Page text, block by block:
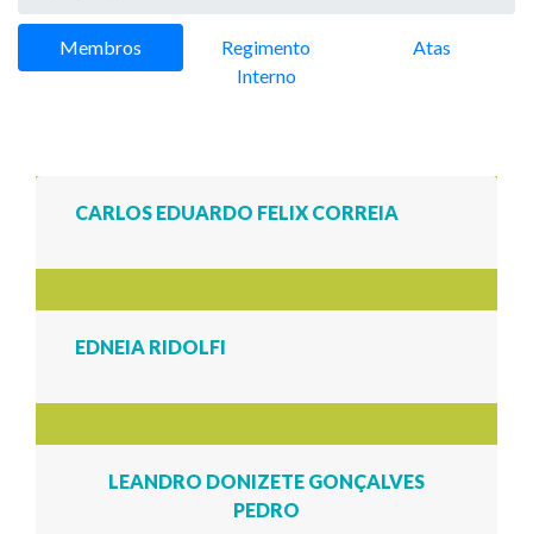
Membros
Regimento
Interno
Atas
CARLOS EDUARDO FELIX CORREIA
EDNEIA RIDOLFI
LEANDRO DONIZETE GONÇALVES
PEDRO